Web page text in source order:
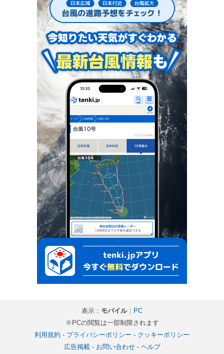
表示： モバイル｜
PC
※PCの閲覧は一部制限されます
利用規約 - プライバシーポリシー - クッキーポリシー
広告掲載- お問い合わせ- ヘルプ